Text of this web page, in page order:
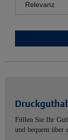
Füllen Sie Ihr
und bequem über